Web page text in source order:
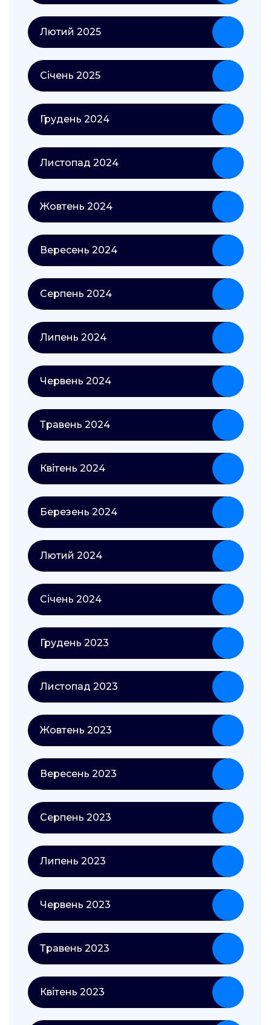
Лютий 2025
Січень 2025
Грудень 2024
Листопад 2024
Жовтень 2024
Вересень 2024
Серпень 2024
Липень 2024
Червень 2024
Травень 2024
Квітень 2024
Березень 2024
Лютий 2024
Січень 2024
Грудень 2023
Листопад 2023
Жовтень 2023
Вересень 2023
Серпень 2023
Липень 2023
Червень 2023
Травень 2023
Квітень 2023